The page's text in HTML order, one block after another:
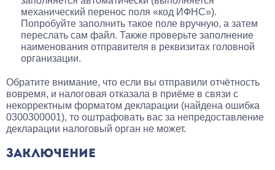
механический перенос поля «код ИФНС»).
Попробуйте заполнить такое поле вручную, а затем
переслать сам файл. Также проверьте заполнение
наименования отправителя в реквизитах головной
организации.
Обратите внимание, что если вы отправили отчётность
вовремя, и налоговая отказала в приёме в связи с
некорректным форматом декларации (найдена ошибка
0300300001), то оштрафовать вас за непредоставление
декларации налоговый орган не может.
ЗАКЛЮЧЕНИЕ